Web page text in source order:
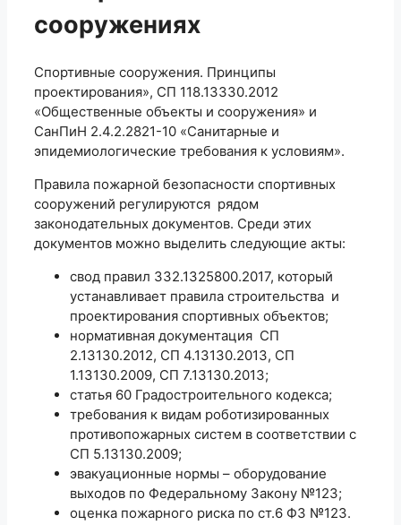
сооружениях
Спортивные сооружения. Принципы
проектирования», СП 118.13330.2012
«Общественные объекты и сооружения» и
СанПиН 2.4.2.2821-10 «Санитарные и
эпидемиологические требования к условиям».
Правила пожарной безопасности спортивных
сооружений регулируются рядом
законодательных документов. Среди этих
документов можно выделить следующие акты:
свод правил 332.1325800.2017, который
устанавливает правила строительства и
проектирования спортивных объектов;
нормативная документация СП
2.13130.2012, СП 4.13130.2013, СП
1.13130.2009, СП 7.13130.2013;
статья 60 Градостроительного кодекса;
требования к видам роботизированных
противопожарных систем в соответствии с
СП 5.13130.2009;
эвакуационные нормы – оборудование
выходов по Федеральному Закону №123;
оценка пожарного риска по ст.6 ФЗ №123.